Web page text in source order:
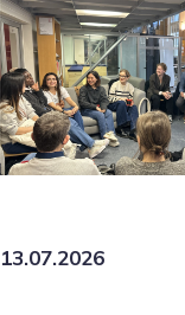
13.07.2026